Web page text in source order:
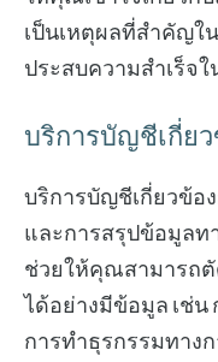
เป็นเหตุผลที่สำคัญใ
ประสบความสำเร็จ
บริการบัญชีเกี่ย
บริการบัญชีเกี่ยวข้อ
และการสรุปข้อมูลท
ช่วยให้คุณสามารถตั
ได้อย่างมีข้อมูล เช่น
การทำธุรกรรมทาง